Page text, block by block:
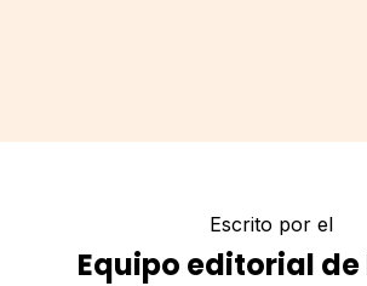
Escrito por el
Equipo editorial de